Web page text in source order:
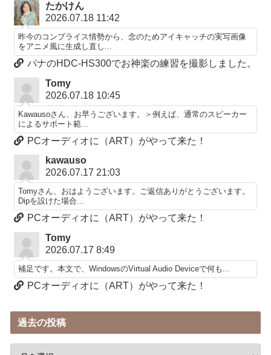
たかけん
2026.07.18 11:42
昨今のコンプライス情勢から、念のためアイキャッチの実写画像
をアニメ風に生成し直し...
パナのHDC-HS300でお神楽の練習を撮影しました。
Tomy
2026.07.18 10:45
Kawausoさん、お早うございます。＞例えば、通常のスピーカー
によるサポート範...
PCオーディオに（ART）がやって来た！
kawauso
2026.07.17 21:03
Tomyさん、おはようございます。ご返信ありがとうございます。
Dipを設けた場合...
PCオーディオに（ART）がやって来た！
Tomy
2026.07.17 8:49
補足です。本文で、WindowsのVirtual Audio Deviceで何も...
PCオーディオに（ART）がやって来た！
過去の投稿